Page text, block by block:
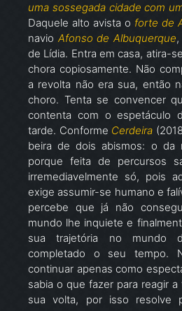
uma sossegada cidade com
Daquele alto avista o forte de
navio Afonso de Albuquerque
de Lídia. Entra em casa, atira-
chora copiosamente. Não
a revolta não era sua, então
choro. Tenta se convencer
contenta com o espetáculo
tarde. Conforme Cerdeira
beira de dois abismos: o da
porque feita de percursos
irremediavelmente só, pois
exige assumir-se humano e
percebe que já não
mundo lhe inquiete e
sua trajetória no mundo
completado o seu tempo.
continuar apenas como
sabia o que fazer para reagir
sua volta, por isso resolve